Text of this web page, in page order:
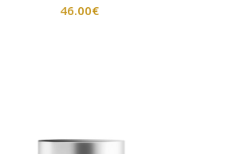
46.00€